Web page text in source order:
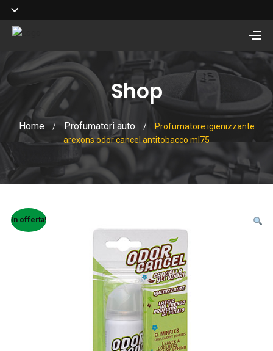
Shop
Home / Profumatori auto /
Profumatore igienizzante
arexons odor cancel antitobacco ml75
In offerta!